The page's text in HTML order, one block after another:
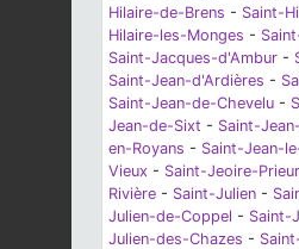
Hilaire-de-Brens - Saint-
Hilaire-les-Monges -
Saint-Jacques-d'Ambur -
Saint-Jean-d'Ardières -
Saint-Jean-de-Chevelu -
Jean-de-Sixt - Saint-
en-Royans - Saint-Jean-
Vieux - Saint-Jeoire-
Rivière - Saint-Julien -
Julien-de-Coppel - Saint-
Julien-des-Chazes -